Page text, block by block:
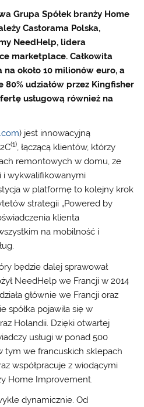
Grupa Spółek branży Home
Castorama Polska,
NeedHelp, lidera
marketplace. Całkowita
około 10 milionów euro, a
udziałów przez Kingfisher
usługową również na
) jest innowacyjną
(1), łączącą klientów, którzy
remontowych w domu, ze
i wykwalifikowanymi
w platformę to kolejny krok
strategii „Powered by
klienta
na mobilność i
będzie dalej sprawował
NeedHelp we Francji w 2014
głównie we Francji oraz
spółka pojawiła się w
Holandii. Dzięki otwartej
usługi w ponad 500
tym we francuskich sklepach
współpracuje z wiodącymi
Home Improvement.
dynamicznie. Od